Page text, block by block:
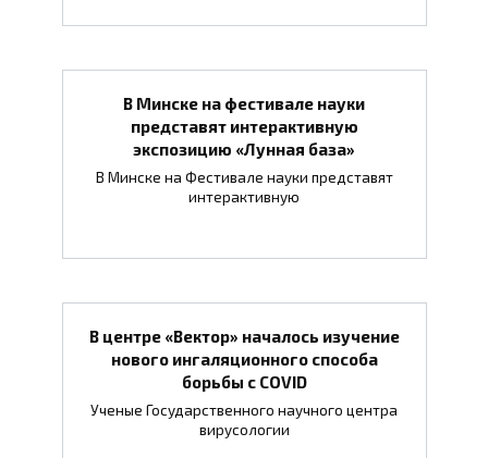
В Минске на фестивале науки
представят интерактивную
экспозицию «Лунная база»
В Минске на Фестивале науки представят
интерактивную
В центре «Вектор» началось изучение
нового ингаляционного способа
борьбы с COVID
Ученые Государственного научного центра
вирусологии